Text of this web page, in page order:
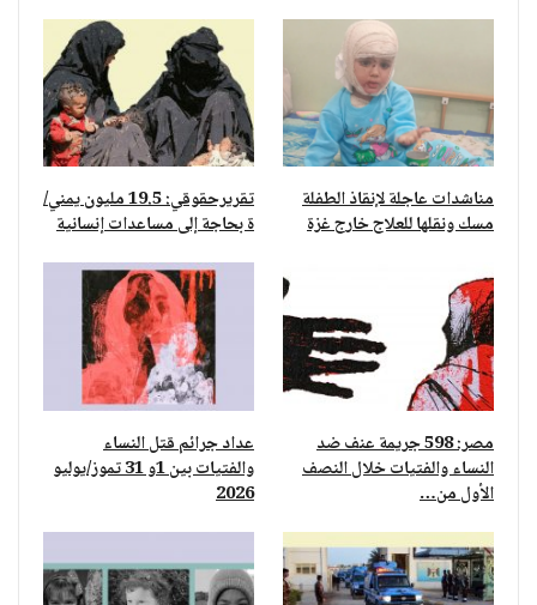
مناشدات عاجلة لإنقاذ الطفلة
مسك ونقلها للعلاج خارج غزة
تقريرحقوقي: 19.5 مليون يمني/
ة بحاجة إلى مساعدات إنسانية
مصر: 598 جريمة عنف ضد
النساء والفتيات خلال النصف
الأول من…
عداد جرائم قتل النساء
والفتيات بين 1و 31 تموز/يوليو
2026